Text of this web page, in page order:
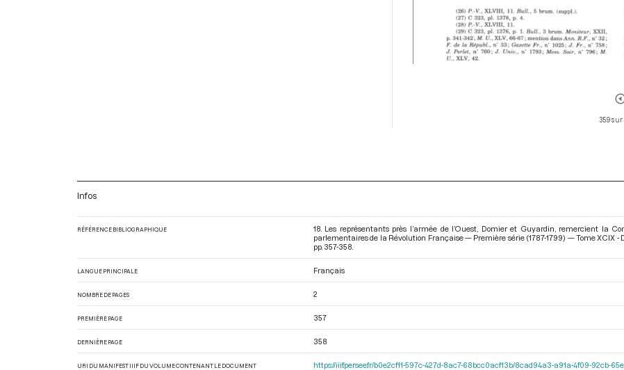
359 sur
Infos
RÉFÉRENCE BIBLIOGRAPHIQUE
18. Les représentants près l’armée de l’Ouest, Domier et Guyardin, remercient la
parlementaires de la Révolution Française — Première série (1787-1799) — Tome XCIX
pp. 357-358.
LANGUE PRINCIPALE Français
NOMBRE DE PAGES 2
PREMIÈRE PAGE 357
DERNIÈRE PAGE 358
URI DU MANIFEST IIIF DU VOLUME CONTENANT LE DOCUMENT https://iiif.persee.fr/b0e2cf11-597c-427d-8ac7-68bcc0acf13b/8cad94a3-a91a-4f09-92cb-